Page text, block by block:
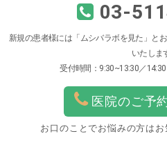
03-
新規の患者様には「ムシバラボを見た」と
いたしま
受付時間：9:30~13:30／
医院のご予
お口のことでお悩みの方はお